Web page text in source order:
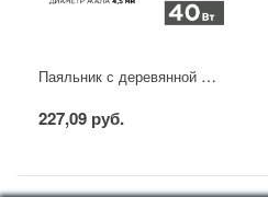
Паяльник с деревянной ручкой, серия WOOD, 40Вт, 230В, блистер PROconnect
227,09 руб.